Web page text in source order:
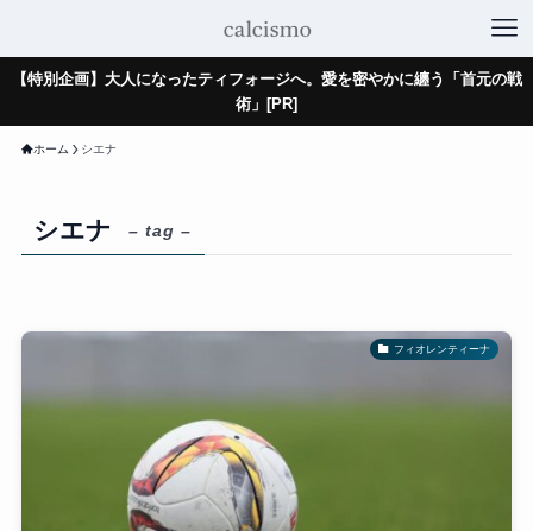
【特別企画】大人になったティフォージへ。愛を密やかに纏う「首元の戦
術」[PR]
ホーム シエナ
シエナ – tag –
フィオレンティーナ